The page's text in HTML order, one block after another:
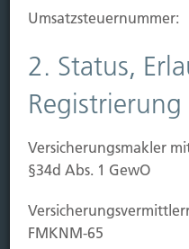
Vorsorgen
Sichern
Immobilien Vers.
Kauf Grundstück
Baubeginn
Baufertigstellung/
Einzug/Vermietung
Umsatzsteuer­nummer:
2. Status,
Registrierung
Versicherungsmakler
§34d Abs. 1 GewO
FMKNM-65